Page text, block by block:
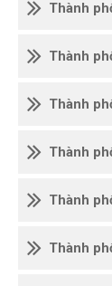
Thành
Thành
Thành
Thành
Thành
Thành